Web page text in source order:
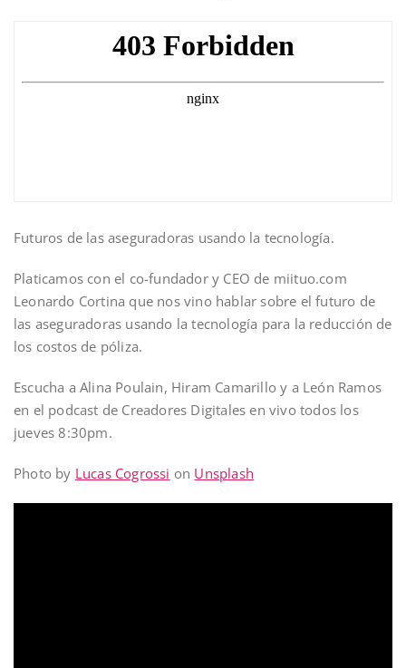
Futuros de las aseguradoras usando la tecnología.
Platicamos con el co-fundador y CEO de miituo.com
Leonardo Cortina que nos vino hablar sobre el futuro de
las aseguradoras usando la tecnología para la reducción de
los costos de póliza.
Escucha a Alina Poulain, Hiram Camarillo y a León Ramos
en el podcast de Creadores Digitales en vivo todos los
jueves 8:30pm.
Photo by Lucas Cogrossi on Unsplash